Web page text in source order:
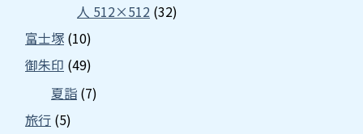
人 512×512 (32)
富士塚 (10)
御朱印 (49)
夏詣 (7)
旅行 (5)